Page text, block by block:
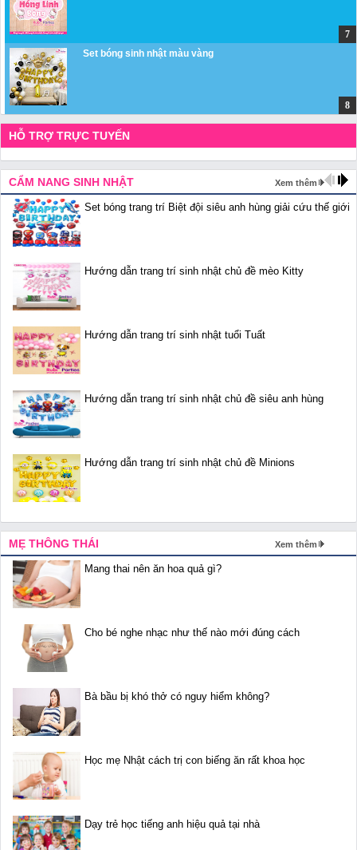
Set bóng sinh nhật màu vàng
HỖ TRỢ TRỰC TUYẾN
CẨM NANG SINH NHẬT Xem thêm
Set bóng trang trí Biệt đội siêu anh hùng giải cứu thế giới
Hướng dẫn trang trí sinh nhật chủ đề mèo Kitty
Hướng dẫn trang trí sinh nhật tuổi Tuất
Hướng dẫn trang trí sinh nhật chủ đề siêu anh hùng
Hướng dẫn trang trí sinh nhật chủ đề Minions
MẸ THÔNG THÁI Xem thêm
Mang thai nên ăn hoa quả gì?
Cho bé nghe nhạc như thế nào mới đúng cách
Bà bầu bị khó thở có nguy hiểm không?
Học mẹ Nhật cách trị con biếng ăn rất khoa học
Dạy trẻ học tiếng anh hiệu quả tại nhà